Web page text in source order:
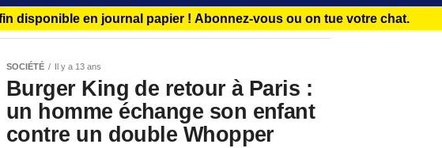
disponible en journal papier ! Abonnez-vous ou on tue votre chat.
SOCIÉTÉ Il y a 13 ans
Burger King de retour à Paris :
un homme échange son enfant
contre un double Whopper